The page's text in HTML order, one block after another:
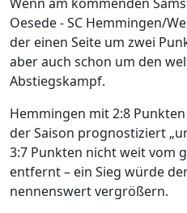
Oesede - SC Hemmingen/
der einen Seite um zwei
aber auch schon um den
Abstiegskampf.
Hemmingen mit 2:8
der Saison prognostiziert
3:7 Punkten nicht weit vom
entfernt – ein Sieg würde
nennenswert vergrößern.